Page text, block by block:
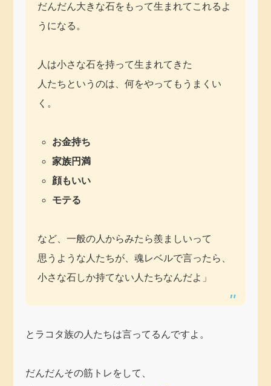
だんだん大きな石をもって生まれてこれるよ
うになる。
人は小さな石を持って生まれてきた
人たちというのは、何をやってもうまくい
く。
お金持ち
家族円満
顔もいい
モテる
など、一般の人からみたら羨ましいって
思うような人たちが、魂レベルで言ったら、
小さな石しか持てない人たちなんだよ」
とラコタ族の人たちは言ってるんですよ。
だんだんその筋トレをして、